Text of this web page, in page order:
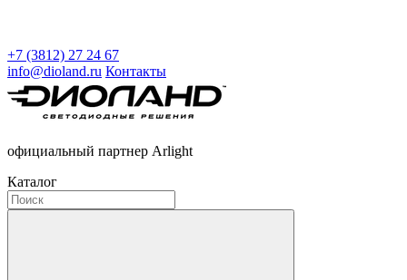
+7 (3812) 27 24 67
info@dioland.ru Контакты
официальный партнер Arlight
Каталог